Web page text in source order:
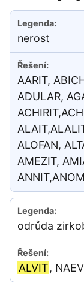
nerost
AARIT,
ADULAR,
ALOFAN,
AMEZIT,
odrůda
ALVIT,